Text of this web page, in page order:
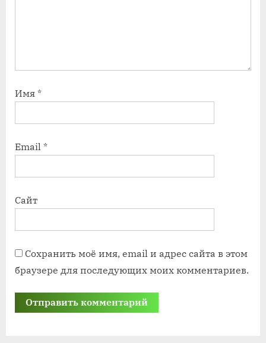
Имя *
Email *
Сайт
Сохранить моё имя, email и адрес сайта в этом
браузере для последующих моих комментариев.